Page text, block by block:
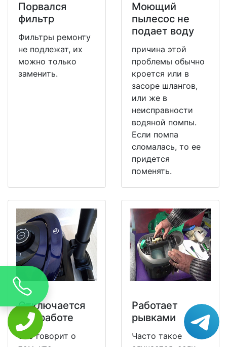
Порвался
фильтр
Фильтры ремонту
не подлежат, их
можно только
заменить.
Моющий
пылесос не
подает воду
причина этой
проблемы обычно
кроется или в
засоре шлангов,
или же в
неисправности
водяной помпы.
Если помпа
сломалась, то ее
придется
поменять.
Отключается
при работе
Это говорит о
Работает
рывками
Часто такое